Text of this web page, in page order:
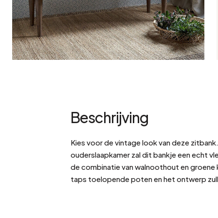
Bistrot
Seaside
Vlooienmarkt
Hedendaags
Haussmanniaanse geest
Fluweel
Blond hout
Papier mache
Glas
Verzinkt en
Beschrijving
Kies voor de vintage look van deze
ouderslaapkamer zal dit bankje een echt
de combinatie van walnoothout en
taps toelopende poten en het ontwerp